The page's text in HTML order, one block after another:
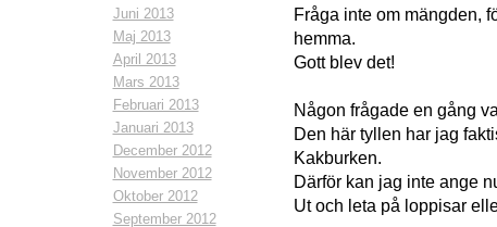
Juni 2013
Maj 2013
April 2013
Mars 2013
Februari 2013
Januari 2013
December 2012
November 2012
Oktober 2012
September 2012
Fråga inte om mängden,
hemma.
Gott blev det!
Någon frågade en gång
Den här tyllen har jag
Kakburken.
Därför kan jag inte ange
Ut och leta på loppisar